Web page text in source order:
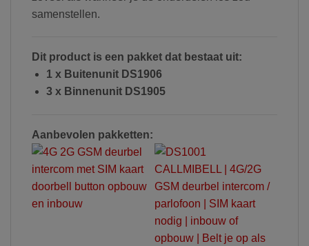
samenstellen.
Dit product is een pakket dat bestaat uit:
1 x Buitenunit DS1906
3 x Binnenunit DS1905
Aanbevolen pakketten: